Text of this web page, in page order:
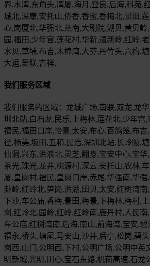
界,水湾,东角头,湾厦,海月,登良,后海,科苑,
城北,深康,安托山,侨香,香蜜,香梅北,景田,
心,岗厦北,华强北,燕南,大剧院,湖贝,黄贝岭
园,福田,少年宫,莲花村,华新,通新岭,红岭,
水贝,草埔,布吉,木棉湾,大芬,丹竹头,六约,
大运,爱联,吉祥,
我们服务区域
我们服务的区域：龙城广场,南联,双龙,龙
圳北站,白石龙,民乐,上梅林,莲花北,少年宫
福民,福田口岸,怡景,太安,布心,百鸽笼,布吉
径,杨美,坂田,五和,民治,深圳北站,长岭陂,
仙洞,兴东,洪浪北,灵芝,翻身,宝安中心,宝华
茶光,珠光,龙井,桃源村,深云,安托山,农林,
厦,皇岗村,福民,皇岗口岸,赤尾,华强南,华强
卦岭,红岭北,笋岗,洪湖,田贝,太安,红树湾南
下沙,车公庙,香梅,景田,梅景,下梅林,梅村,
岗,红岭北,园岭,红岭,红岭南,鹿丹村,人民
车公庙,红树湾南,后海,南山,前海湾,宝安,碧
福永,桥头,塘尾,马安山,沙井,后亭,松岗,碧
岗西,山门,公明西,下村,公明广场,公明中英
明新城,光明,田心,宝石东路,机荷高速,石龙